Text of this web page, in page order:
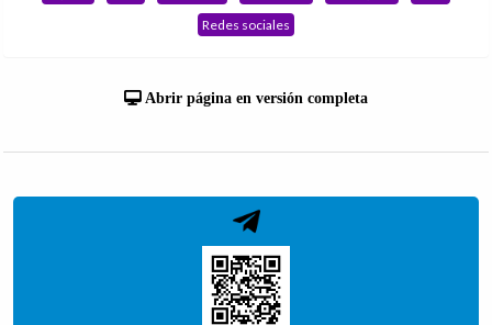
Redes sociales
Abrir página en versión completa